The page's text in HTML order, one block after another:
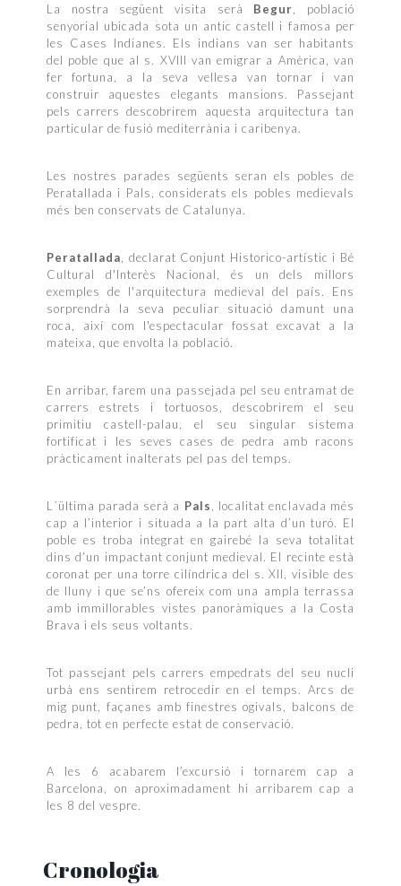
La nostra següent visita serà Begur , població
senyorial ubicada sota un antic castell i famosa per
les Cases Indianes. Els indians van ser habitants
del poble que al s. XVIII van emigrar a Amèrica, van
fer fortuna, a la seva vellesa van tornar i van
construir aquestes elegants mansions. Passejant
pels carrers descobrirem aquesta arquitectura tan
particular de fusió mediterrània i caribenya.
Les nostres parades següents seran els pobles de
Peratallada i Pals, considerats els pobles medievals
més ben conservats de Catalunya.
Peratallada , declarat Conjunt Historico-artístic i Bé
Cultural d'Interès Nacional, és un dels millors
exemples de l'arquitectura medieval del país. Ens
sorprendrà la seva peculiar situació damunt una
roca, així com l'espectacular fossat excavat a la
mateixa, que envolta la població.
En arribar, farem una passejada pel seu entramat de
carrers estrets i tortuosos, descobrirem el seu
primitiu castell-palau, el seu singular sistema
fortificat i les seves cases de pedra amb racons
pràcticament inalterats pel pas del temps.
L´ültima parada serà a Pals , localitat enclavada més
cap a l’interior i situada a la part alta d’un turó. El
poble es troba integrat en gairebé la seva totalitat
dins d’un impactant conjunt medieval. El recinte està
coronat per una torre cilíndrica del s. XII, visible des
de lluny i que se’ns ofereix com una ampla terrassa
amb immillorables vistes panoràmiques a la Costa
Brava i els seus voltants.
Tot passejant pels carrers empedrats del seu nucli
urbà ens sentirem retrocedir en el temps. Arcs de
mig punt, façanes amb finestres ogivals, balcons de
pedra, tot en perfecte estat de conservació.
A les 6 acabarem l’excursió i tornarem cap a
Barcelona, on aproximadament hi arribarem cap a
les 8 del vespre.
Cronologia